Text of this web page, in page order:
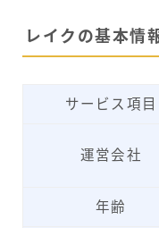
レイクの基本情
サービス項目
運営会社
年齢